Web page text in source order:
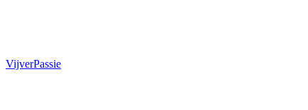
VijverPassie